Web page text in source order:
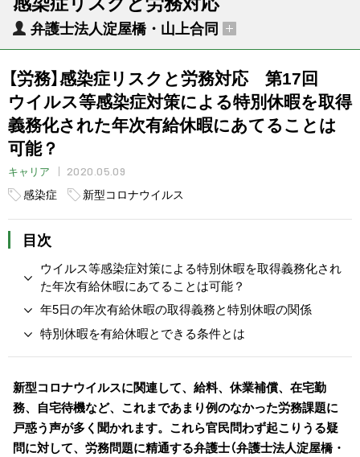
弁護士法人淀屋橋・山上合同
【労務】感染症リスクと労務対応 第17回
ウイルス等感染症対策による特別休暇を取得
義務化された年次有給休暇にあてることは
可能？
キャリア
2020.05.09
感染症
新型コロナウイルス
目次
ウイルス等感染症対策による特別休暇を取得義務化され
た年次有給休暇にあてることは可能？
年5日の年次有給休暇の取得義務と特別休暇の関係
特別休暇を有給休暇とできる条件とは
新型コロナウイルスに関連して、給料、休業補償、在宅勤
務、自宅待機など、これまであまり例のなかった労務課題に
戸惑う声が多く聞かれます。これら官民問わず起こりうる疑
問に対して、労務問題に精通する弁護士（弁護士法人淀屋橋・